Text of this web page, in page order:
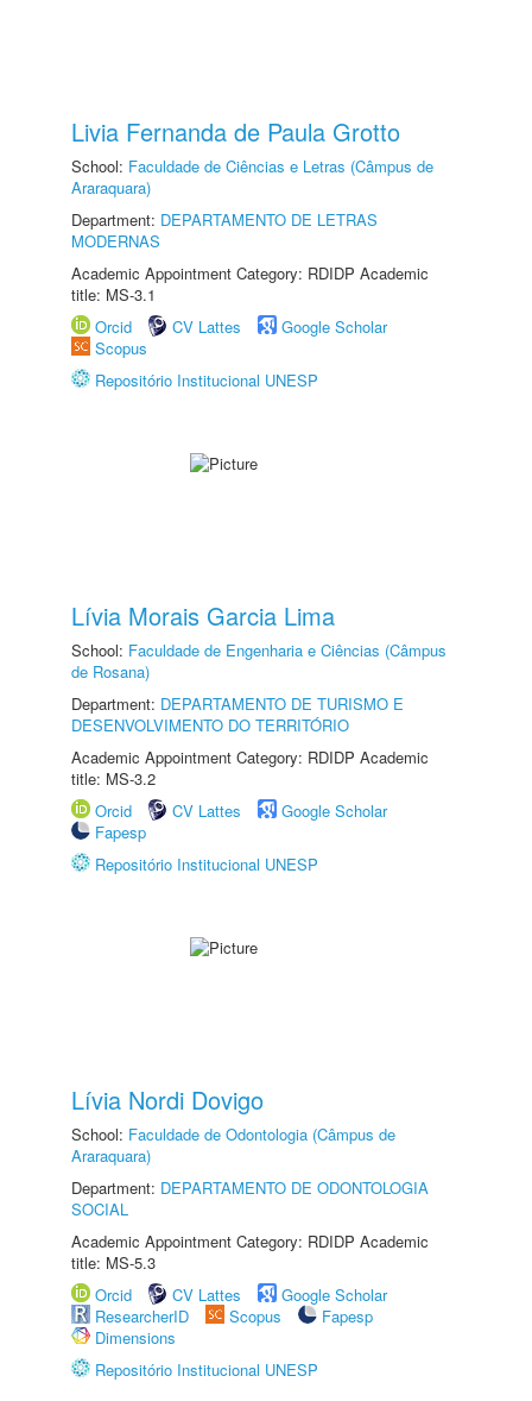
Livia Fernanda de Paula Grotto
School: Faculdade de Ciências e Letras (Câmpus de
Araraquara)
Department: DEPARTAMENTO DE LETRAS
MODERNAS
Academic Appointment Category: RDIDP Academic
title: MS-3.1
Orcid
CV Lattes
Google Scholar
Scopus
Repositório Institucional UNESP
Lívia Morais Garcia Lima
School: Faculdade de Engenharia e Ciências (Câmpus
de Rosana)
Department: DEPARTAMENTO DE TURISMO E
DESENVOLVIMENTO DO TERRITÓRIO
Academic Appointment Category: RDIDP Academic
title: MS-3.2
Orcid
CV Lattes
Google Scholar
Fapesp
Repositório Institucional UNESP
Lívia Nordi Dovigo
School: Faculdade de Odontologia (Câmpus de
Araraquara)
Department: DEPARTAMENTO DE ODONTOLOGIA
SOCIAL
Academic Appointment Category: RDIDP Academic
title: MS-5.3
Orcid
CV Lattes
Google Scholar
ResearcherID
Scopus
Fapesp
Dimensions
Repositório Institucional UNESP